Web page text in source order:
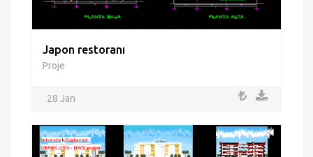
Japon restoranı
Proje
28 Jan